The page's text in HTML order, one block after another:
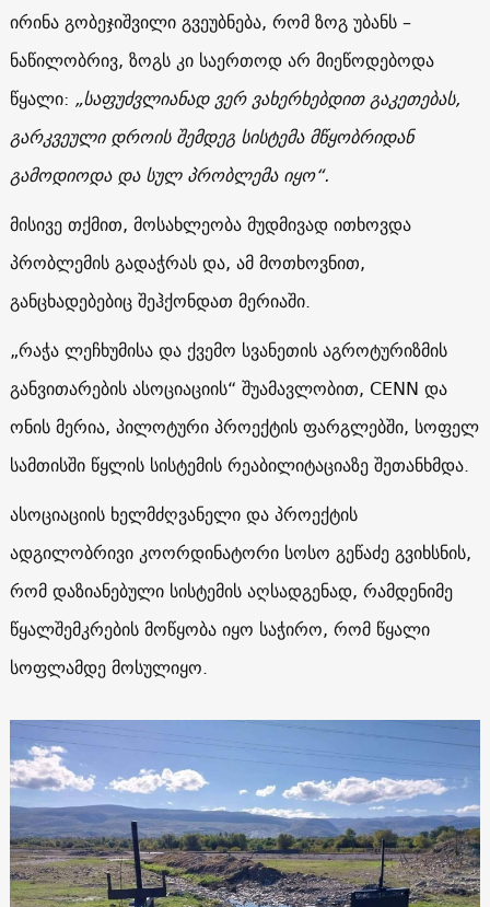
ირინა გობეჯიშვილი გვეუბნება, რომ ზოგ უბანს –
ნაწილობრივ, ზოგს კი საერთოდ არ მიეწოდებოდა
წყალი: „საფუძვლიანად ვერ ვახერხებდით გაკეთებას,
გარკვეული დროის შემდეგ სისტემა მწყობრიდან
გამოდიოდა და სულ პრობლემა იყო“.
მისივე თქმით, მოსახლეობა მუდმივად ითხოვდა
პრობლემის გადაჭრას და, ამ მოთხოვნით,
განცხადებებიც შეჰქონდათ მერიაში.
„რაჭა ლეჩხუმისა და ქვემო სვანეთის აგროტურიზმის
განვითარების ასოციაციის“ შუამავლობით, CENN და
ონის მერია, პილოტური პროექტის ფარგლებში, სოფელ
სამთისში წყლის სისტემის რეაბილიტაციაზე შეთანხმდა.
ასოციაციის ხელმძღვანელი და პროექტის
ადგილობრივი კოორდინატორი სოსო გეწაძე გვიხსნის,
რომ დაზიანებული სისტემის აღსადგენად, რამდენიმე
წყალშემკრების მოწყობა იყო საჭირო, რომ წყალი
სოფლამდე მოსულიყო.